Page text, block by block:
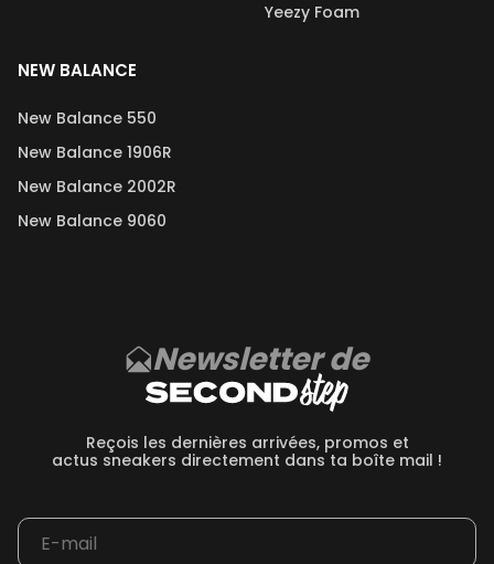
Yeezy Foam
NEW BALANCE
New Balance 550
New Balance 1906R
New Balance 2002R
New Balance 9060
Newsletter de
Reçois les dernières arrivées, promos et
actus sneakers directement dans ta boîte mail !